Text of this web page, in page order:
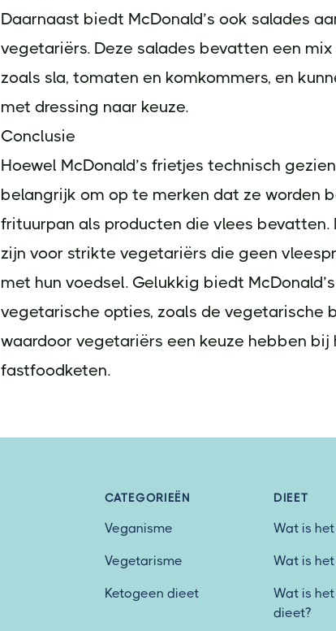
Daarnaast biedt McDonald’s ook salades
vegetariërs. Deze salades bevatten een
zoals sla, tomaten en komkommers, en
met dressing naar keuze.
Conclusie
Hoewel McDonald’s frietjes technisch
belangrijk om op te merken dat ze worden
frituurpan als producten die vlees bevatten.
zijn voor strikte vegetariërs die geen
met hun voedsel. Gelukkig biedt
vegetarische opties, zoals de vegetarische
waardoor vegetariërs een keuze hebben bij
fastfoodketen.
CATEGORIEËN
Veganisme
Vegetarisme
Ketogeen dieet
DIEET
Wat is
Wat is
Wat is
dieet?